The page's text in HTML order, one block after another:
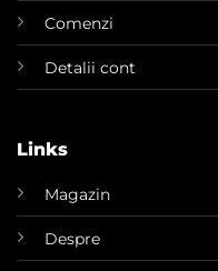
Comenzi
Detalii cont
Links
Magazin
Despre